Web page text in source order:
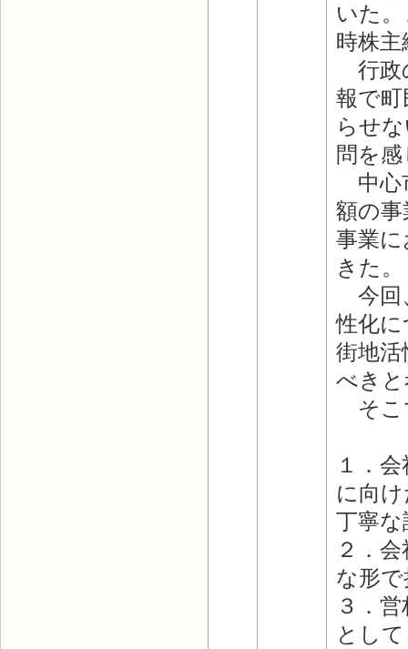
いた
時株
行政
報で
らせ
問を
中心
額の
事業
きた。
今回
性化
街地
べき
そこ
１．
に向
丁寧
２．
な形
３．
とし